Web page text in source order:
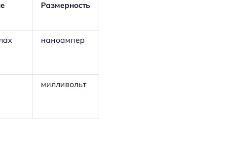
Размерность
наноампер
милливольт